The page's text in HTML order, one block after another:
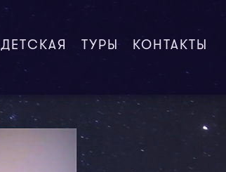
ДЕТСКАЯ ТУРЫ КОНТАКТЫ